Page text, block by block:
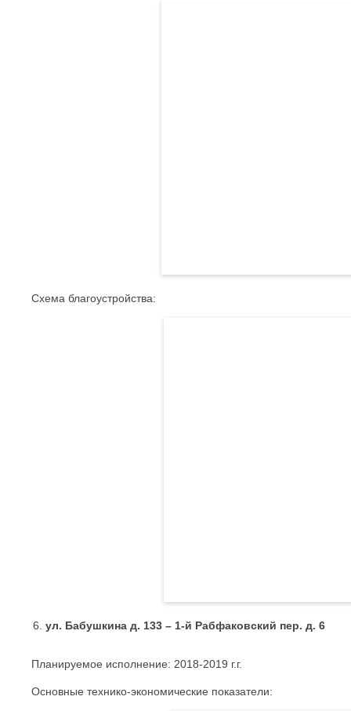
Схема благоустройства:
ул. Бабушкина д. 133 – 1-й Рабфаковский пер. д. 6
Планируемое исполнение: 2018-2019 г.г.
Основные технико-экономические показатели: